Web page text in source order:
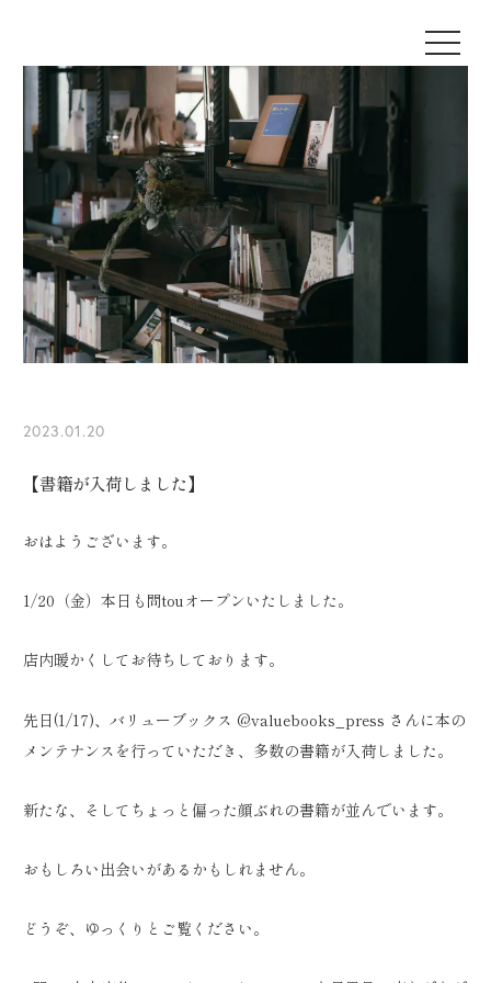
2023.01.20
【書籍が入荷しました】
おはようございます。
1/20（金）本日も問touオープンいたしました。
店内暖かくしてお待ちしております。
先日(1/17)、バリューブックス @valuebooks_press さんに本の
メンテナンスを行っていただき、多数の書籍が入荷しました。
新たな、そしてちょっと偏った顔ぶれの書籍が並んでいます。
おもしろい出会いがあるかもしれません。
どうぞ、ゆっくりとご覧ください。